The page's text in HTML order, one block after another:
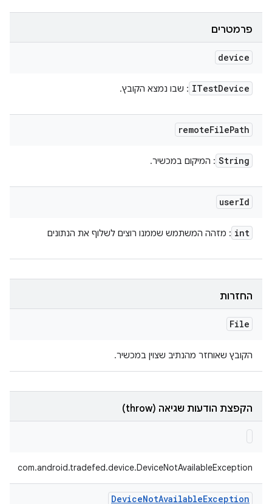
פרמטרים
device
ITestDevice : שבו נמצא הקובץ.
remoteFilePath
String : המיקום במכשיר.
userId
int : מזהה המשתמש שממנו רוצים לשלוף את הנתונים
החזרות
File
הקובץ שאוחזר מהנתיב שצוין במכשיר.
הקפצת הודעות שגיאה (throw)
com.android.tradefed.device.DeviceNotAvailableException
DeviceNotAvailableException